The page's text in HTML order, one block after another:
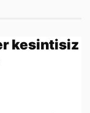
kesintisiz